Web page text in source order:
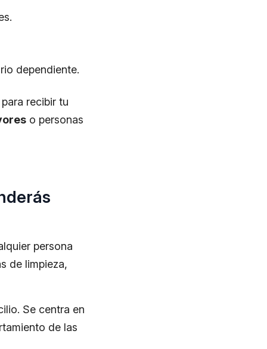
dependiente.
recibir tu
o personas
persona
de limpieza,
Se centra en
de las